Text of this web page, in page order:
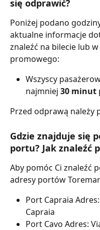
się odprawić?
Poniżej podano
aktualne informacje
znaleźć na bilecie lub
promowego:
Wszyscy
najmniej 30 minut
Przed odprawą należy
Gdzie znajduje się
portu? Jak znaleźć
Aby pomóc Ci znaleźć
adresy portów
Port Capraia
Capraia
Port Cavo Adres: